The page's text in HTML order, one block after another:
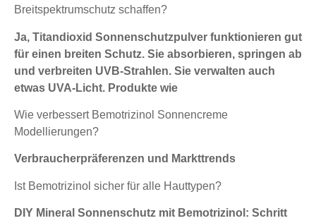
Breitspektrumschutz schaffen?
Ja, Titandioxid Sonnenschutzpulver funktionieren gut
für einen breiten Schutz. Sie absorbieren, springen ab
und verbreiten UVB-Strahlen. Sie verwalten auch
etwas UVA-Licht. Produkte wie
Wie verbessert Bemotrizinol Sonnencreme
Modellierungen?
Verbraucherpräferenzen und Markttrends
Ist Bemotrizinol sicher für alle Hauttypen?
DIY Mineral Sonnenschutz mit Bemotrizinol: Schritt